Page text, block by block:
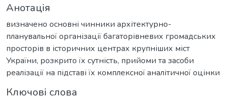
Анотація
визначено основні чинники архітектурно-
планувальної організації багаторівневих громадських
просторів в історичних центрах крупніших міст
України, розкрито їх сутність, прийоми та засоби
реалізації на підставі їх комплексної аналітичної оцінки
Ключові слова